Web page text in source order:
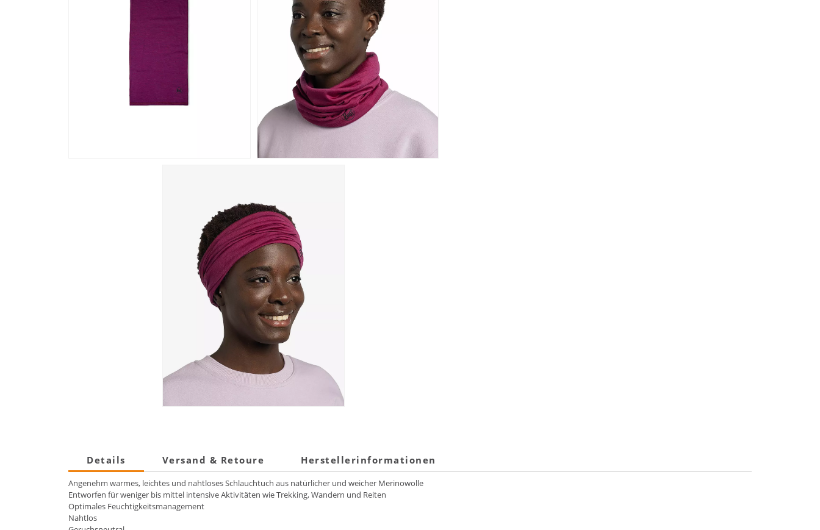
Details Versand & Retoure Herstellerinformationen
Angenehm warmes, leichtes und nahtloses Schlauchtuch aus natürlicher und weicher Merinowolle
Entworfen für weniger bis mittel intensive Aktivitäten wie Trekking, Wandern und Reiten
Optimales Feuchtigkeitsmanagement
Nahtlos